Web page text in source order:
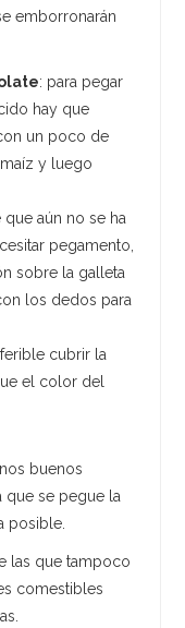
emborronarán
: para pegar
hay que
un poco de
y luego
aún no se ha
pegamento,
sobre la galleta
los dedos para
cubrir la
el color del
buenos
que se pegue la
posible.
las que tampoco
comestibles